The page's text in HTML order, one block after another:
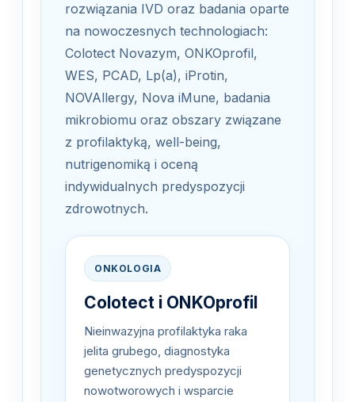
rozwiązania IVD oraz badania oparte
na nowoczesnych technologiach:
Colotect Novazym, ONKOprofil,
WES, PCAD, Lp(a), iProtin,
NOVAllergy, Nova iMune, badania
mikrobiomu oraz obszary związane
z profilaktyką, well-being,
nutrigenomiką i oceną
indywidualnych predyspozycji
zdrowotnych.
ONKOLOGIA
Colotect i ONKOprofil
Nieinwazyjna profilaktyka raka
jelita grubego, diagnostyka
genetycznych predyspozycji
nowotworowych i wsparcie